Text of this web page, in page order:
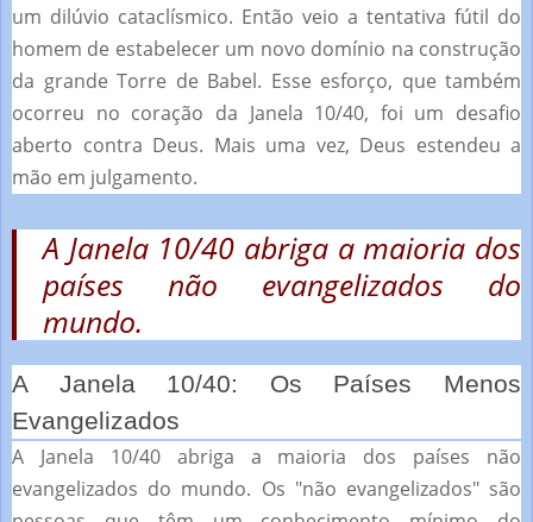
um dilúvio cataclísmico. Então veio a tentativa fútil do
homem de estabelecer um novo domínio na construção
da grande Torre de Babel. Esse esforço, que também
ocorreu no coração da Janela 10/40, foi um desafio
aberto contra Deus. Mais uma vez, Deus estendeu a
mão em julgamento.
A Janela 10/40 abriga a maioria dos
países não evangelizados do
mundo.
A Janela 10/40: Os Países Menos
Evangelizados
A Janela 10/40 abriga a maioria dos países não
evangelizados do mundo. Os "não evangelizados" são